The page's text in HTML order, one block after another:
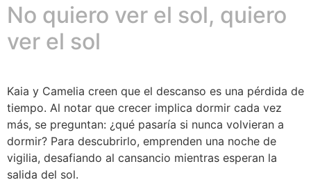
No quiero ver el sol, quiero
ver el sol
Kaia y Camelia creen que el descanso es una pérdida de
tiempo. Al notar que crecer implica dormir cada vez
más, se preguntan: ¿qué pasaría si nunca volvieran a
dormir? Para descubrirlo, emprenden una noche de
vigilia, desafiando al cansancio mientras esperan la
salida del sol.